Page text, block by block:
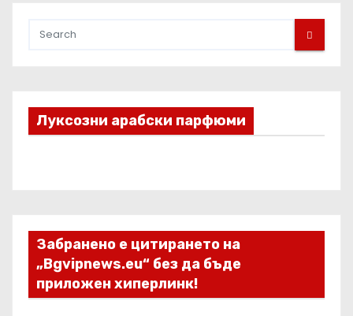
Луксозни арабски парфюми
Забранено е цитирането на
„Bgvipnews.eu“ без да бъде
приложен хиперлинк!